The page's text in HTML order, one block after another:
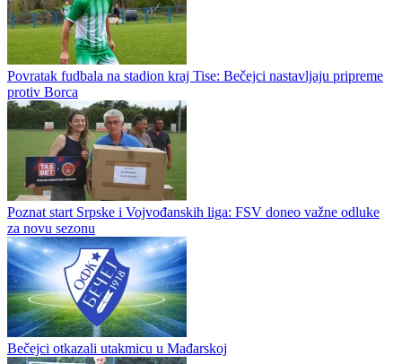
Povratak fudbala na stadion kraj Tise: Bečejci nastavljaju pripreme
protiv Borca
Poznat start Srpske i Vojvođanskih liga: FSV doneo važne odluke
za novu sezonu
Bečejci otkazali utakmicu u Mađarskoj